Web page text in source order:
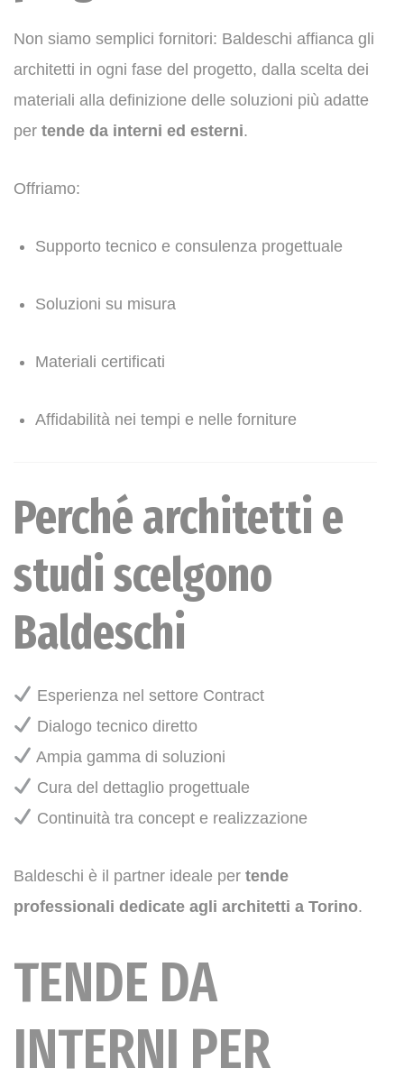
Non siamo semplici fornitori: Baldeschi affianca gli
architetti in ogni fase del progetto, dalla scelta dei
materiali alla definizione delle soluzioni più adatte
per tende da interni ed esterni.
Offriamo:
Supporto tecnico e consulenza progettuale
Soluzioni su misura
Materiali certificati
Affidabilità nei tempi e nelle forniture
Perché architetti e
studi scelgono
Baldeschi
Esperienza nel settore Contract
Dialogo tecnico diretto
Ampia gamma di soluzioni
Cura del dettaglio progettuale
Continuità tra concept e realizzazione
Baldeschi è il partner ideale per tende
professionali dedicate agli architetti a Torino.
TENDE DA
INTERNI PER